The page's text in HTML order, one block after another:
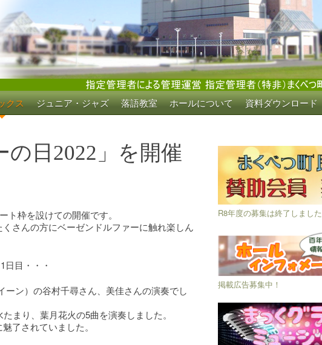
クス ジュニア・ジャズ 落語教室 ホールについて 資料ダウンロード
の日2022」を開催
枠を設けての開催です。
さんの方にベーゼンドルファーに触れ楽しん
目・・・
ーン）の谷村千尋さん、美佳さんの演奏でし
まり、葉月花火の5曲を演奏しました。
了されていました。
R8年度の募集は終了しました
掲載広告募集中！